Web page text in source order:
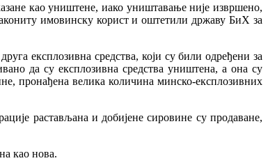
као уништене, иако уништавање није извршено,
имовинску корист и оштетили државу БиХ за
експлозивна средства, који су били одређени за
да су експлозивна средства уништена, а она су
пронађена велика количина минско-експлозивних
растављана и добијене сировине су продаване,
као нова.